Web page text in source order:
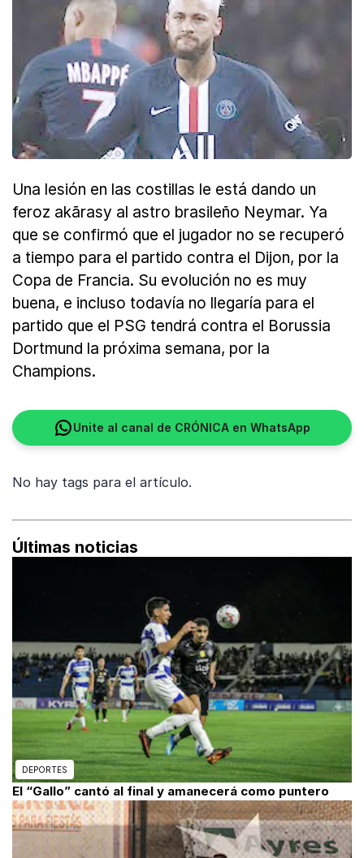
Una lesión en las costillas le está dando un
feroz akãrasy al astro brasileño Neymar. Ya
que se confirmó que el jugador no se recuperó
a tiempo para el partido contra el Dijon, por la
Copa de Francia. Su evolución no es muy
buena, e incluso todavía no llegaría para el
partido que el PSG tendrá contra el Borussia
Dortmund la próxima semana, por la
Champions.
Unite al canal de CRÓNICA en WhatsApp
No hay tags para el artículo.
Últimas noticias
DEPORTES
El “Gallo” cantó al final y amanecerá como puntero